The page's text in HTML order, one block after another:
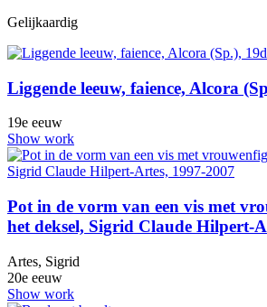
Gelijkaardig
Liggende leeuw, faience, Alcora
19e eeuw
Show work
Pot in de vorm van een vis met
het deksel, Sigrid Claude Hilpert-
Artes, Sigrid
20e eeuw
Show work